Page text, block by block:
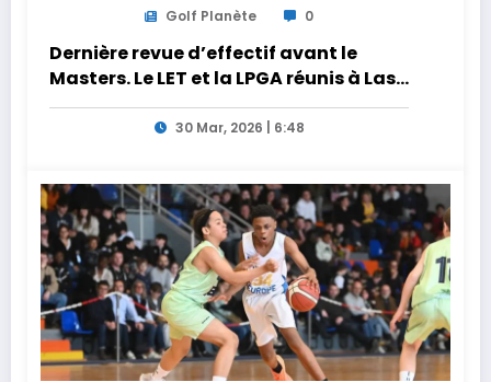
Golf Planète 0
Dernière revue d’effectif avant le
Masters. Le LET et la LPGA réunis à Las
Vegas au programme de la semaine
30 Mar, 2026 | 6:48